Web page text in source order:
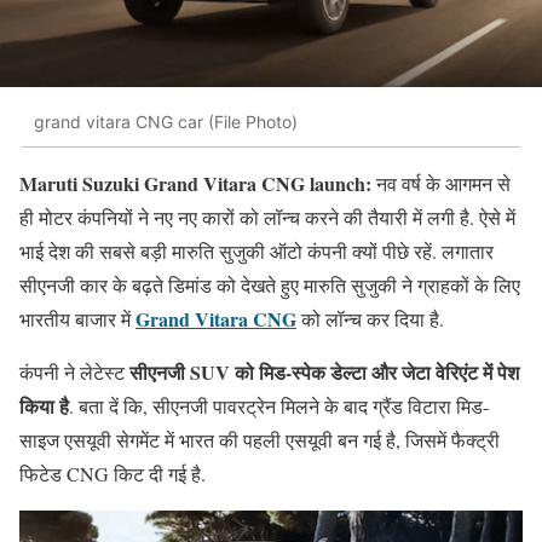
grand vitara CNG car (File Photo)
Maruti Suzuki Grand Vitara CNG launch:नव वर्ष के आगमन से
ही मोटर कंपनियों ने नए नए कारों को लॉन्च करने की तैयारी में लगी है. ऐसे में
भाई देश की सबसे बड़ी मारुति सुजुकी ऑटो कंपनी क्यों पीछे रहें. लगातार
सीएनजी कार के बढ़ते डिमांड को देखते हुए मारुति सुजुकी ने ग्राहकों के लिए
भारतीय बाजार मेंGrand Vitara CNGको लॉन्च कर दिया है.
कंपनी ने लेटेस्टसीएनजी SUV को मिड-स्पेक डेल्टा और जेटा वेरिएंट में पेश
किया है. बता दें कि, सीएनजी पावरट्रेन मिलने के बाद ग्रैंड विटारा मिड-
साइज एसयूवी सेगमेंट में भारत की पहली एसयूवी बन गई है, जिसमें फैक्ट्री
फिटेड CNG किट दी गई है.